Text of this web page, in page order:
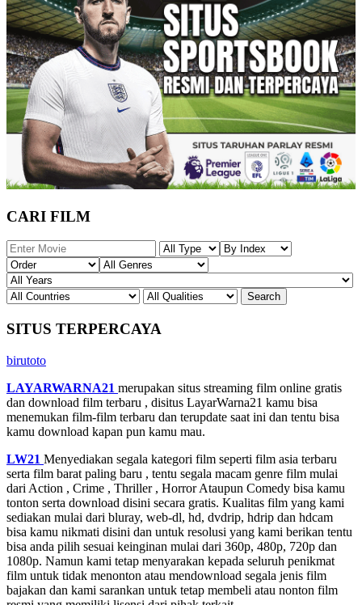
CARI FILM
SITUS TERPERCAYA
birutoto
LAYARWARNA21 merupakan situs streaming film online gratis
dan download film terbaru , disitus LayarWarna21 kamu bisa
menemukan film-film terbaru dan terupdate saat ini dan tentu bisa
kamu download kapan pun kamu mau.
LW21 Menyediakan segala kategori film seperti film asia terbaru
serta film barat paling baru , tentu segala macam genre film mulai
dari Action , Crime , Thriller , Horror Ataupun Comedy bisa kamu
tonton serta download disini secara gratis. Kualitas film yang kami
sediakan mulai dari bluray, web-dl, hd, dvdrip, hdrip dan hdcam
bisa kamu nikmati disini dan untuk resolusi yang kami berikan tentu
bisa anda pilih sesuai keinginan mulai dari 360p, 480p, 720p dan
1080p. Namun kami tetap menyarakan kepada seluruh penikmat
film untuk tidak menonton atau mendownload segala jenis film
bajakan dan kami sarankan untuk tetap membeli atau nonton film